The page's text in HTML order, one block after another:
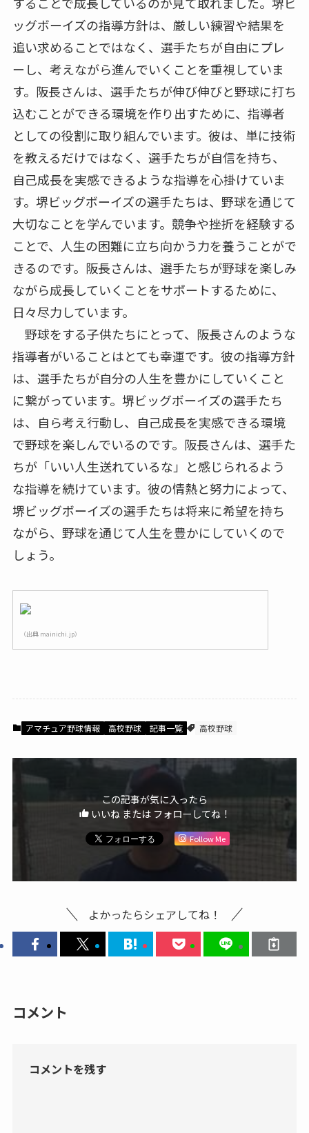
ッグボーイズの指導方針は、厳しい練習や結果を
追い求めることではなく、選手たちが自由にプレ
ーし、考えながら進んでいくことを重視していま
す。阪長さんは、選手たちが伸び伸びと野球に打ち
込むことができる環境を作り出すために、指導者
としての役割に取り組んでいます。彼は、単に技術
を教えるだけではなく、選手たちが自信を持ち、
自己成長を実感できるような指導を心掛けていま
す。堺ビッグボーイズの選手たちは、野球を通じて
大切なことを学んでいます。競争や挫折を経験する
ことで、人生の困難に立ち向かう力を養うことがで
きるのです。阪長さんは、選手たちが野球を楽しみ
ながら成長していくことをサポートするために、
日々尽力しています。
野球をする子供たちにとって、阪長さんのような
指導者がいることはとても幸運です。彼の指導方針
は、選手たちが自分の人生を豊かにしていくこと
に繋がっています。堺ビッグボーイズの選手たち
は、自ら考え行動し、自己成長を実感できる環境
で野球を楽しんでいるのです。阪長さんは、選手た
ちが「いい人生送れているな」と感じられるよう
な指導を続けています。彼の情熱と努力によって、
堺ビッグボーイズの選手たちは将来に希望を持ち
ながら、野球を通じて人生を豊かにしていくので
しょう。
（出典 mainichi.jp）
アマチュア野球情報 高校野球 記事一覧 高校野球
この記事が気に入ったら
いいね または フォローしてね！
Follow Me
よかったらシェアしてね！
コメント
コメントを残す